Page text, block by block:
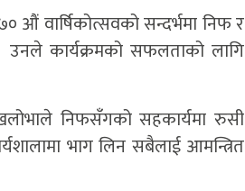
वार्षिकोत्सवको सन्दर्भमा निफ र
कार्यक्रमको सफलताको लागि
निफसँगको सहकार्यमा रुसी
भाग लिन सबैलाई आमन्त्रित